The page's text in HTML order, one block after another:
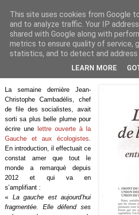
Je pense donc
lundi 21 septembre 2015
L'union de la gauche
La semaine dernière Jean-
Christophe Cambadélis, chef
de file des socialistes, avait
sorti sa plus belle plume pour
écrire une
lettre ouverte à la
Gauche et aux écologistes
En introduction, il effectuait ce
constat amer que tout le
monde a remarqué depuis
2012 et qui va en
s’amplifiant :
« La gauche est aujourd’hui
fragmentée. Elle défend ses
This site uses cookies from Google
and to analyze traffic. Your IP
shared with Google along with
metrics to ensure quality of service,
statistics, and to detect and address
LEARN MORE